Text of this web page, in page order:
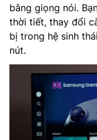
bằng giọng nói.
thời tiết, thay đổi
bị trong hệ sinh
nút.